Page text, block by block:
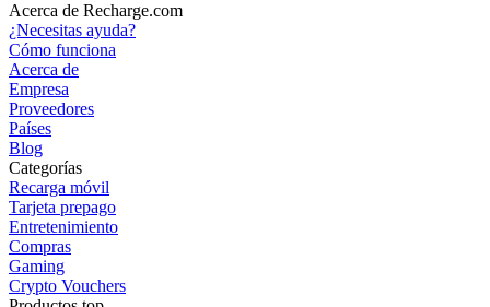
Acerca de Recharge.com
¿Necesitas ayuda?
Cómo funciona
Acerca de
Empresa
Proveedores
Países
Blog
Categorías
Recarga móvil
Tarjeta prepago
Entretenimiento
Compras
Gaming
Crypto Vouchers